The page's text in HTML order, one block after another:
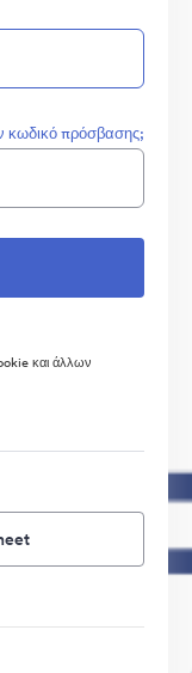
κωδικό πρόσβασης;
και άλλων